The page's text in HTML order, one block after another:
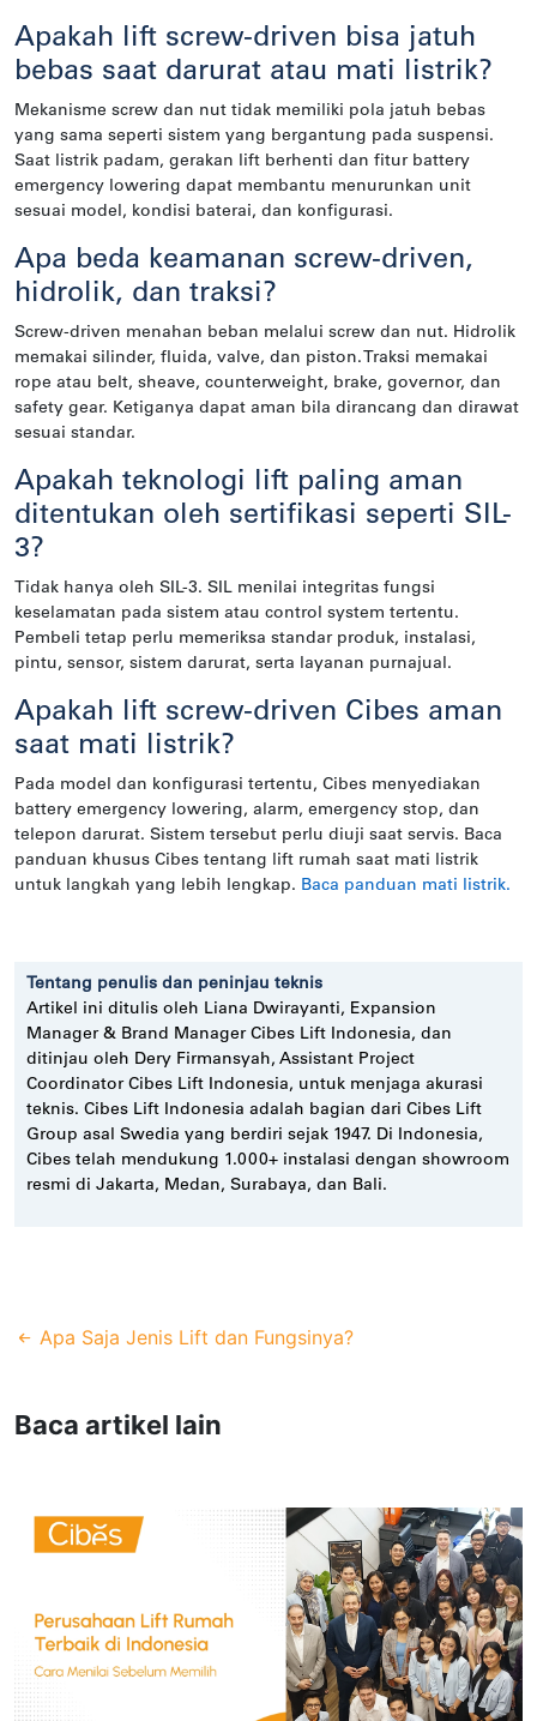
Apakah lift screw-driven bisa jatuh
bebas saat darurat atau mati listrik?
Mekanisme screw dan nut tidak memiliki pola jatuh bebas
yang sama seperti sistem yang bergantung pada suspensi.
Saat listrik padam, gerakan lift berhenti dan fitur battery
emergency lowering dapat membantu menurunkan unit
sesuai model, kondisi baterai, dan konfigurasi.
Apa beda keamanan screw-driven,
hidrolik, dan traksi?
Screw-driven menahan beban melalui screw dan nut. Hidrolik
memakai silinder, fluida, valve, dan piston. Traksi memakai
rope atau belt, sheave, counterweight, brake, governor, dan
safety gear. Ketiganya dapat aman bila dirancang dan dirawat
sesuai standar.
Apakah teknologi lift paling aman
ditentukan oleh sertifikasi seperti SIL-
3?
Tidak hanya oleh SIL-3. SIL menilai integritas fungsi
keselamatan pada sistem atau control system tertentu.
Pembeli tetap perlu memeriksa standar produk, instalasi,
pintu, sensor, sistem darurat, serta layanan purnajual.
Apakah lift screw-driven Cibes aman
saat mati listrik?
Pada model dan konfigurasi tertentu, Cibes menyediakan
battery emergency lowering, alarm, emergency stop, dan
telepon darurat. Sistem tersebut perlu diuji saat servis. Baca
panduan khusus Cibes tentang lift rumah saat mati listrik
untuk langkah yang lebih lengkap. Baca panduan mati listrik.
Tentang penulis dan peninjau teknis
Artikel ini ditulis oleh Liana Dwirayanti, Expansion
Manager & Brand Manager Cibes Lift Indonesia, dan
ditinjau oleh Dery Firmansyah, Assistant Project
Coordinator Cibes Lift Indonesia, untuk menjaga akurasi
teknis. Cibes Lift Indonesia adalah bagian dari Cibes Lift
Group asal Swedia yang berdiri sejak 1947. Di Indonesia,
Cibes telah mendukung 1.000+ instalasi dengan showroom
resmi di Jakarta, Medan, Surabaya, dan Bali.
Apa Saja Jenis Lift dan Fungsinya?
Baca artikel lain